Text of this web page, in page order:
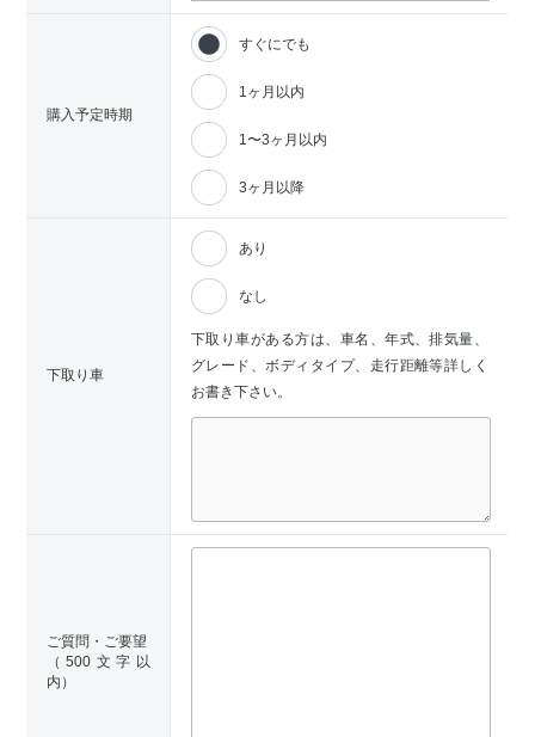
購入予定時期
すぐにでも
1ヶ月以内
1〜3ヶ月以内
3ヶ月以降
下取り車
あり
なし
下取り車がある方は、車名、年式、排気量、
グレード、ボディタイプ、走行距離等詳しく
お書き下さい。
ご質問・ご要望
（500文字以
内）